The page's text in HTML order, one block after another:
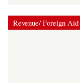
Revenue/ Foreign Aid